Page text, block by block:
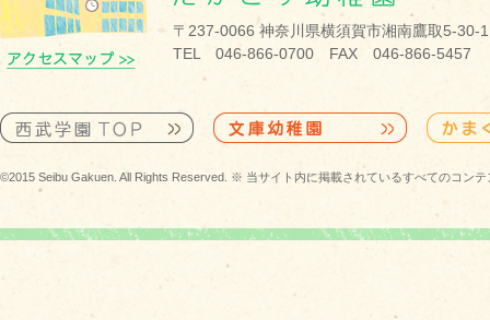
〒237-0066 神奈川県横須賀市湘南鷹取5-30-1
TEL 046-866-0700 FAX 046-866-5457
©2015 Seibu Gakuen. All Rights Reserved. ※ 当サイト内に掲載されているすべてのコン